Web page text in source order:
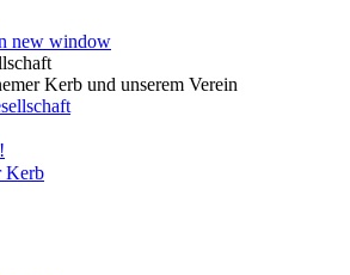
new window
Kerb und unserem Verein
Kerb